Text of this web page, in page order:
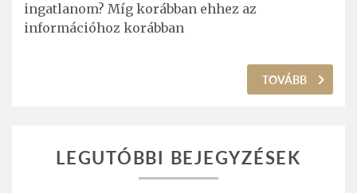
ingatlanom? Míg korábban ehhez az
információhoz korábban
TOVÁBB
LEGUTÓBBI BEJEGYZÉSEK